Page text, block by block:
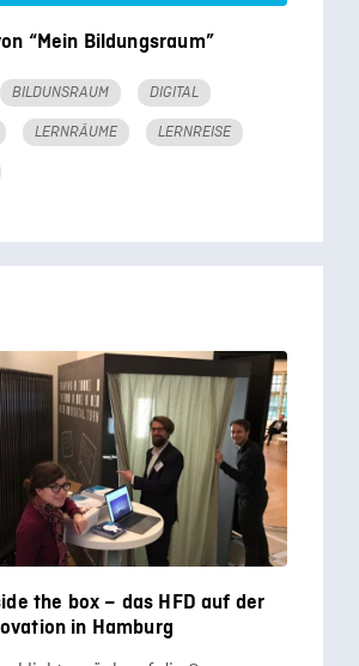
“Mein Bildungsraum”
BILDUNSRAUM DIGITAL
LERNRÄUME LERNREISE
the box – das HFD auf der
in Hamburg